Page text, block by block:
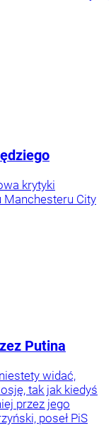
krytyki
Manchesteru City
Putina
widać,
tak jak kiedyś
przez jego
poseł PiS